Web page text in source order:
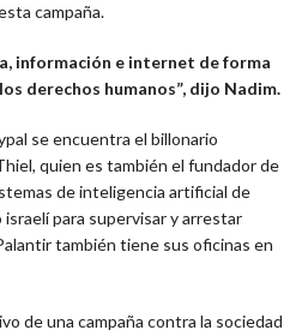
campaña.
información e internet de forma
derechos humanos”, dijo Nadim.
se encuentra el billonario
quien es también el fundador de
de inteligencia artificial de
para supervisar y arrestar
también tiene sus oficinas en
de una campaña contra la sociedad